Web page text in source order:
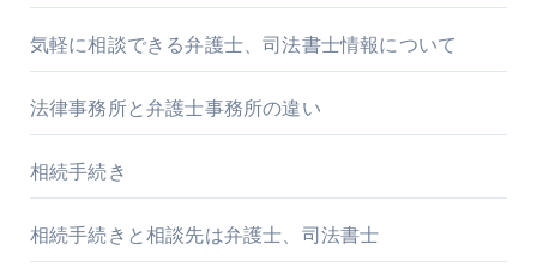
気軽に相談できる弁護士、司法書士情報について
法律事務所と弁護士事務所の違い
相続手続き
相続手続きと相談先は弁護士、司法書士